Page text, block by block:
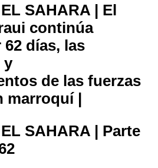
SAHARA | El
continúa
días, las
y
de las fuerzas
marroquí |
SAHARA | Parte